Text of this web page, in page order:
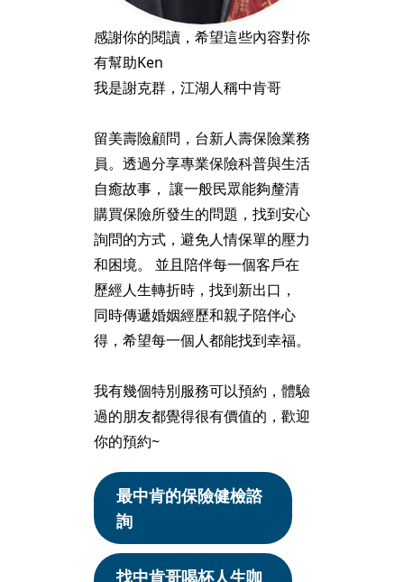
感謝你的閱讀，希望這些內容對你
有幫助Ken
我是謝克群，江湖人稱中肯哥
留美壽險顧問，台新人壽保險業務
員。透過分享專業保險科普與生活
自癒故事， 讓一般民眾能夠釐清
購買保險所發生的問題，找到安心
詢問的方式，避免人情保單的壓力
和困境。 並且陪伴每一個客戶在
歷經人生轉折時，找到新出口，
同時傳遞婚姻經歷和親子陪伴心
得，希望每一個人都能找到幸福。
我有幾個特別服務可以預約，體驗
過的朋友都覺得很有價值的，歡迎
你的預約~
最中肯的保險健檢諮
詢
找中肯哥喝杯人生咖